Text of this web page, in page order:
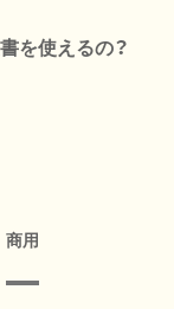
を使えるの？
商用